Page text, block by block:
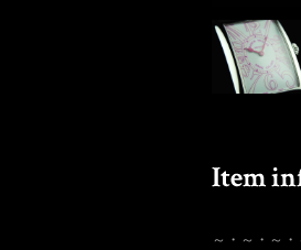
～・～・～